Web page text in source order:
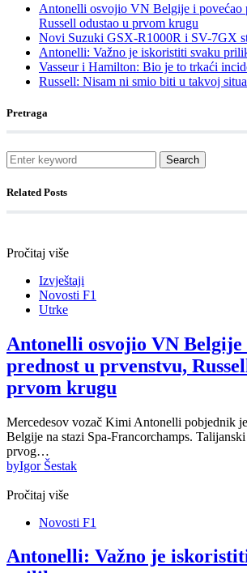
Antonelli osvojio VN Belgije i povećao
Russell odustao u prvom krugu
Novi Suzuki GSX-R1000R i SV-7GX
Antonelli: Važno je iskoristiti svaku
Vasseur i Hamilton: Bio je to trkaći
Russell: Nisam ni smio biti u takvoj
Pretraga
Search
Related Posts
Pročitaj više
Izvještaji
Novosti F1
Utrke
Antonelli osvojio VN Belgije
prednost u prvenstvu,
prvom krugu
Mercedesov vozač Kimi Antonelli pobjednik
Belgije na stazi Spa-Francorchamps.
prvog…
byIgor Šestak
Pročitaj više
Novosti F1
Antonelli: Važno je